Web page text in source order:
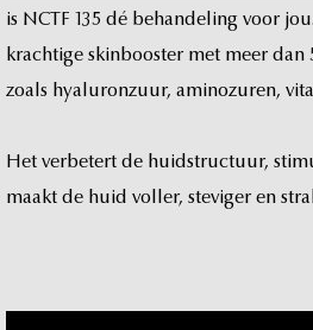
e
is NCTF 135 dé behandeling voor jou.
krachtige skinbooster met meer dan
zoals hyaluronzuur, aminozuren,
Het verbetert de huidstructuur,
maakt de huid voller, steviger en